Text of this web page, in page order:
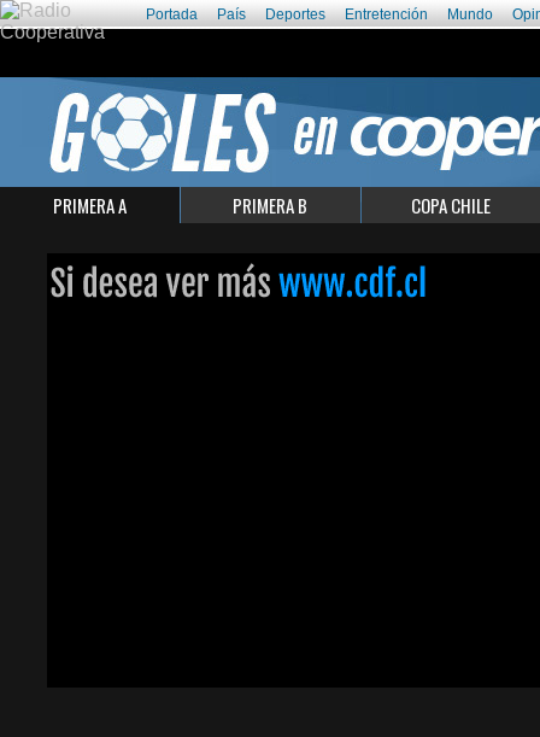
Portada País Deportes Entretención Mundo
PRIMERA A PRIMERA B COPA CHILE